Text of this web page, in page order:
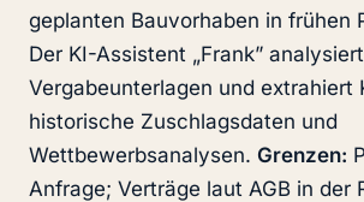
geplanten Bauvorhaben in frühen
Der KI-Assistent „Frank” analysiert
Vergabeunterlagen und extrahiert
historische Zuschlagsdaten und
Wettbewerbsanalysen. Grenzen:
Anfrage; Verträge laut AGB in der